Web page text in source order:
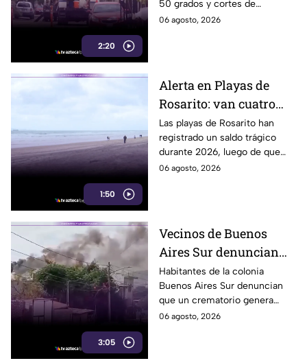
2:20
falta de electricidad
50 grados y cortes de
electricidad que generan
06 agosto, 2026
1:50
Alerta en Playas de
Rosarito: van cuatro
ahogados en playas en
lo que va del año
Las playas de Rosarito han
registrado un saldo trágico
durante 2026, luego de que
cuatro personas perdieran la
06 agosto, 2026
3:05
Vecinos de Buenos
Aires Sur denuncian
humo y fuertes olores
de crematorio que
entran a sus casas
Habitantes de la colonia
Buenos Aires Sur denuncian
que un crematorio genera
humo y fuertes olores que
06 agosto, 2026